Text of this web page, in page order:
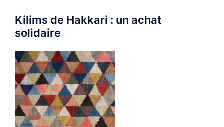
Kilims de Hakkari : un achat
solidaire